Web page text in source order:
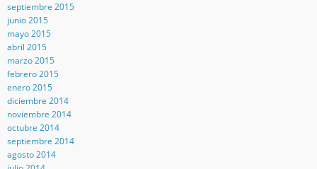
septiembre 2015
junio 2015
mayo 2015
abril 2015
marzo 2015
febrero 2015
enero 2015
diciembre 2014
noviembre 2014
octubre 2014
septiembre 2014
agosto 2014